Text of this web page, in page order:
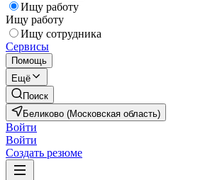
Ищу работу
Ищу работу
Ищу сотрудника
Сервисы
Помощь
Ещё
Поиск
Беликово (Московская область)
Войти
Войти
Создать резюме